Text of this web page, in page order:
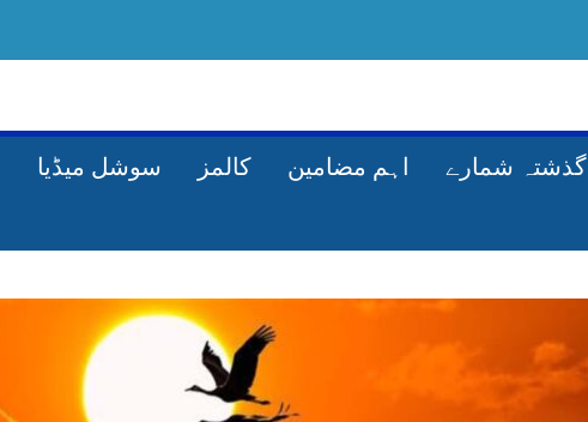
گذشتہ شمارے اہم مضامین کالمز سوشل میڈیا